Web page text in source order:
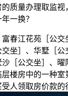
质量办理取监
一换？
江花苑［公交坐
坐］、华墅［
［公交坐］、
楼房中的一种
人领取房价款的